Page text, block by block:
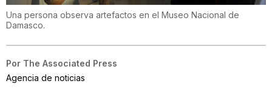
Una persona observa artefactos en el Museo Nacional de
Damasco.
Por The Associated Press
Agencia de noticias